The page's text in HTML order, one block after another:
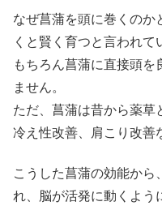
なぜ菖蒲を頭に巻くのか
くと賢く育つと言われて
もちろん菖蒲に直接頭を
ません。
ただ、菖蒲は昔から薬草
冷え性改善、肩こり改善
こうした菖蒲の効能から
れ、脳が活発に動くよう